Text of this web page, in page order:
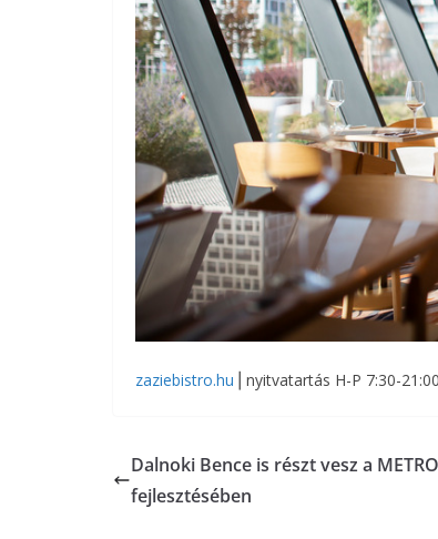
zaziebistro.hu ⎪nyitvatartás H-P 7:30-
Dalnoki Bence is részt vesz a
fejlesztésében